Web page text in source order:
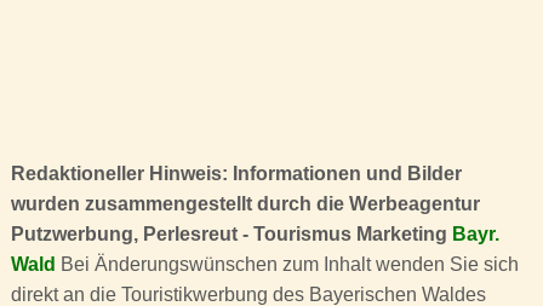
Redaktioneller Hinweis: Informationen und Bilder
wurden zusammengestellt durch die Werbeagentur
Putzwerbung, Perlesreut - Tourismus Marketing Bayr.
Wald Bei Änderungswünschen zum Inhalt wenden Sie sich
direkt an die Touristikwerbung des Bayerischen Waldes